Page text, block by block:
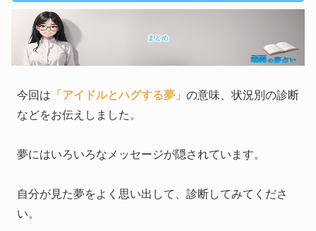
まとめ
今回は 「アイドルとハグする夢」 の意味、状況別の診断
などをお伝えしました。
夢にはいろいろなメッセージが隠されています。
自分が見た夢をよく思い出して、診断してみてくださ
い。